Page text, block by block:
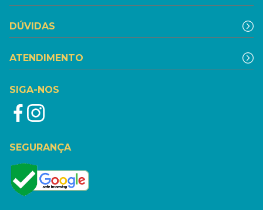
DÚVIDAS
ATENDIMENTO
SIGA-NOS
SEGURANÇA